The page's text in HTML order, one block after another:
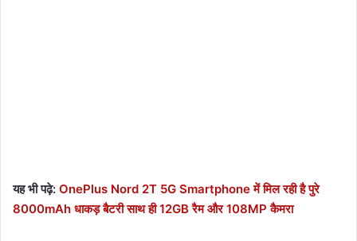
यह भी पढ़े: OnePlus Nord 2T 5G Smartphone में मिल रही है पुरे
8000mAh धाकड़ बैटरी साथ ही 12GB रैम और 108MP कैमरा